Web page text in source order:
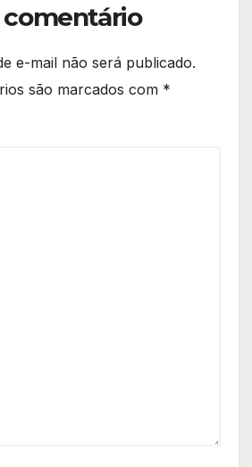
e-mail não será publicado.
são marcados com *